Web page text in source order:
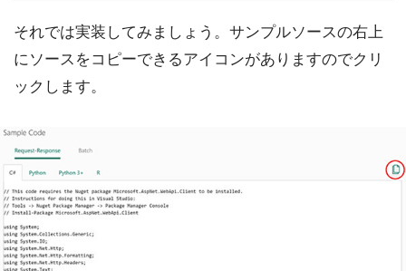
それでは実装してみましょう。サンプルソースの右上
にソースをコピーできるアイコンがありますのでクリ
ックします。